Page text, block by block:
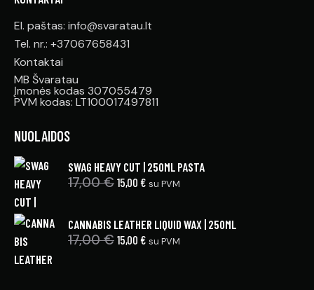
El. paštas: info@svaratau.lt
Tel. nr.: +37067658431
Kontaktai
MB Švaratau
Įmonės kodas 307055479
PVM kodas: LT100017497811
NUOLAIDOS
SWAG HEAVY CUT | 250ML PASTA
17,00€ 15,00 € su PVM
CANNABIS LEATHER LIQUID WAX | 250ML
17,00€ 15,00 € su PVM